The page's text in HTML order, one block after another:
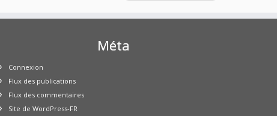
Méta
Connexion
Flux des publications
Flux des commentaires
Site de WordPress-FR